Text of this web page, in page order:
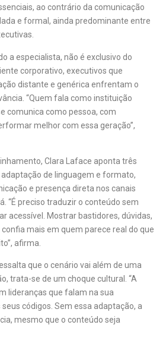
ao contrário da comunicação
e formal, ainda predominante entre
a especialista, não é exclusivo do
corporativo, executivos que
distante e genérica enfrentam o
“Quem fala como instituição
comunica como pessoa, com
melhor com essa geração”,
Clara Laface aponta três
de linguagem e formato,
e presença direta nos canais
“É preciso traduzir o conteúdo sem
acessível. Mostrar bastidores, dúvidas,
mais em quem parece real do que
afirma.
que o cenário vai além de uma
trata-se de um choque cultural. “A
lideranças que falam na sua
códigos. Sem essa adaptação, a
mesmo que o conteúdo seja